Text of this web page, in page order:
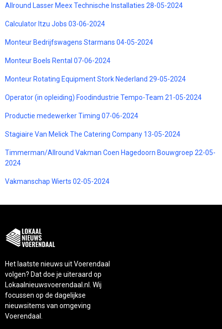
Allround Lasser Meex Technische Installaties 28-05-2024
Calculator Itzu Jobs 03-06-2024
Monteur Bedrijfswagens Starmans 04-05-2024
Monteur Boels Rental 07-06-2024
Monteur Rotating Equipment Stork Nederland 29-05-2024
Operator (in opleiding) Foodindustrie Tempo-Team 21-05-2024
Productie medewerker Timing 07-06-2024
Stagiaire Van Melick The Catering Company 13-05-2024
Timmerman/Allround Vakman Coen Hagedoorn Bouwgroep 22-05-
2024
Vakmanschap Wierts 02-05-2024
Het laatste nieuws uit Voerendaal
volgen? Dat doe je uiteraard op
Lokaalnieuwsvoerendaal.nl. Wij
focussen op de dagelijkse
nieuwsitems van omgeving
Voerendaal.